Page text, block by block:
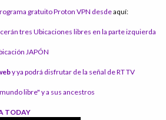
gratuito Proton VPN desdeaquí:
tres Ubicaciones libres en la parte izquierda
JAPÓN
y ya podrá disfrutar de la señal de RT TV
libre" y a sus ancestros
TODAY